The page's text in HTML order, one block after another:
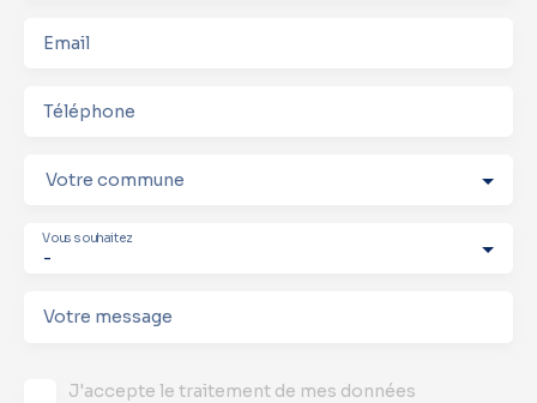
Email
Téléphone
Votre commune
-
Vous souhaitez
Votre message
J'accepte le traitement de mes données